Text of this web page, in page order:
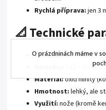
O prázdninách máme v
Rychlá příprava: jen 3
📐 Technické
Zrnitost JIS:#4000
185 × 62 × 15
Materiál:oxid hlinitý
Hmotnost: lehký, ale
Využití: nože (kromě